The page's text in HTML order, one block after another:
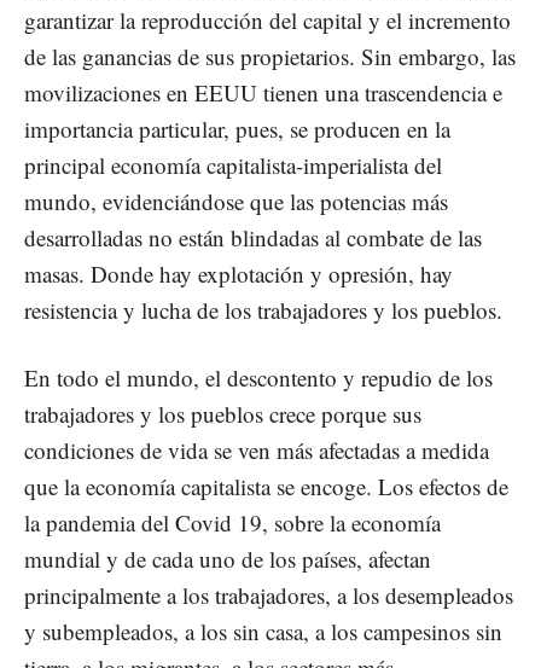
garantizar la reproducción del capital y el incremento
de las ganancias de sus propietarios. Sin embargo, las
movilizaciones en EEUU tienen una trascendencia e
importancia particular, pues, se producen en la
principal economía capitalista-imperialista del
mundo, evidenciándose que las potencias más
desarrolladas no están blindadas al combate de las
masas. Donde hay explotación y opresión, hay
resistencia y lucha de los trabajadores y los pueblos.
En todo el mundo, el descontento y repudio de los
trabajadores y los pueblos crece porque sus
condiciones de vida se ven más afectadas a medida
que la economía capitalista se encoge. Los efectos de
la pandemia del Covid 19, sobre la economía
mundial y de cada uno de los países, afectan
principalmente a los trabajadores, a los desempleados
y subempleados, a los sin casa, a los campesinos sin